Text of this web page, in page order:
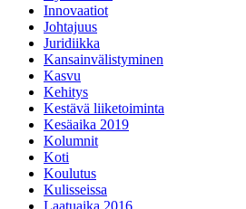
Innovaatiot
Johtajuus
Juridiikka
Kansainvälistyminen
Kasvu
Kehitys
Kestävä liiketoiminta
Kesäaika 2019
Kolumnit
Koti
Koulutus
Kulisseissa
Laatuaika 2016